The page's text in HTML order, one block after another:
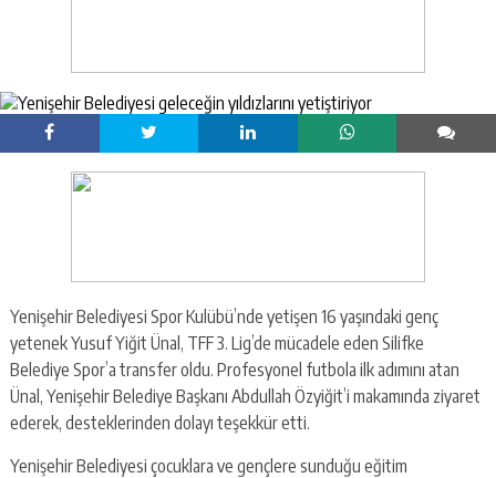
Yenişehir Belediyesi Spor Kulübü’nde yetişen 16 yaşındaki genç
yetenek Yusuf Yiğit Ünal, TFF 3. Lig’de mücadele eden Silifke
Belediye Spor’a transfer oldu. Profesyonel futbola ilk adımını atan
Ünal, Yenişehir Belediye Başkanı Abdullah Özyiğit’i makamında ziyaret
ederek, desteklerinden dolayı teşekkür etti.
Yenişehir Belediyesi çocuklara ve gençlere sunduğu eğitim